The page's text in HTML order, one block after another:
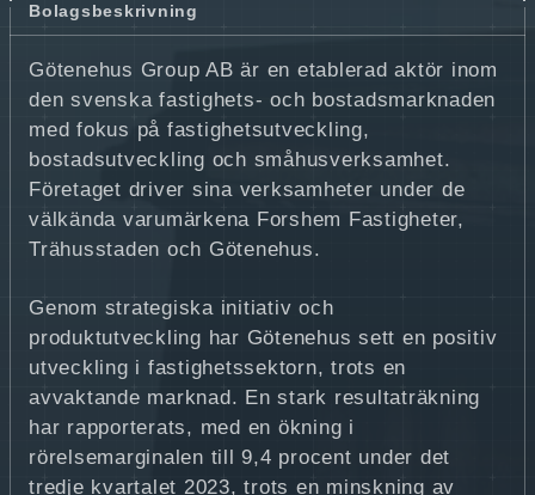
Bolagsbeskrivning
Götenehus Group AB är en etablerad aktör inom
den svenska fastighets- och bostadsmarknaden
med fokus på fastighetsutveckling,
bostadsutveckling och småhusverksamhet.
Företaget driver sina verksamheter under de
välkända varumärkena Forshem Fastigheter,
Trähusstaden och Götenehus.
Genom strategiska initiativ och
produktutveckling har Götenehus sett en positiv
utveckling i fastighetssektorn, trots en
avvaktande marknad. En stark resultaträkning
har rapporterats, med en ökning i
rörelsemarginalen till 9,4 procent under det
tredje kvartalet 2023, trots en minskning av